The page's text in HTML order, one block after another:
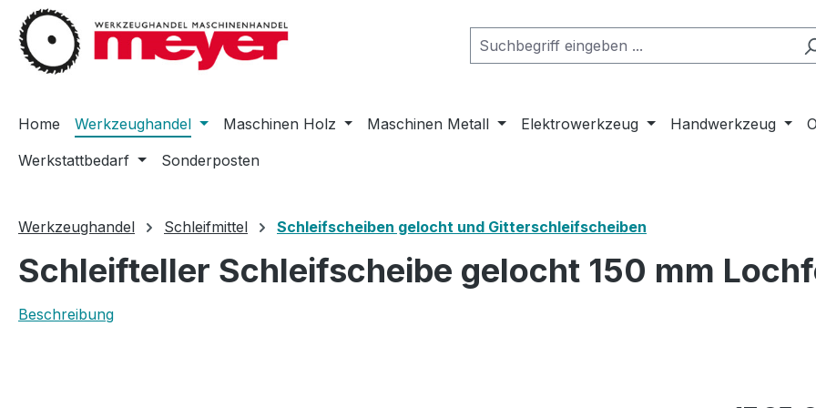
Hauptinhalt springen
Zur Suche springen
Zur Hauptnavigation springen
Home Werkzeughandel Maschinen Holz Maschinen Metall Elektrowerkzeug Handwerkzeug
Werkstattbedarf
Sonderposten
Werkzeughandel Schleifmittel Schleifscheiben gelocht und Gitterschleifscheiben
Schleifteller Schleifscheibe gelocht 150 mm
Beschreibung